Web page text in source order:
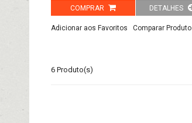
COMPRAR DETALHES
Adicionar aos Favoritos Comparar Produto
6 Produto(s)